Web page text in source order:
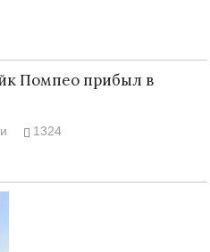
Помпео прибыл в
1324